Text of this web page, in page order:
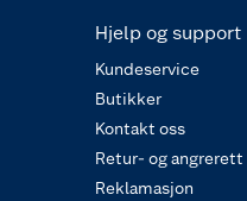
Hjelp og support
Kundeservice
Butikker
Kontakt oss
Retur- og angrerett
Reklamasjon